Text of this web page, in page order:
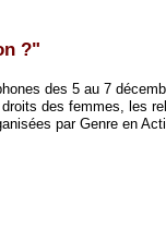
?"
des 5 au 7
des femmes, les
par Genre en